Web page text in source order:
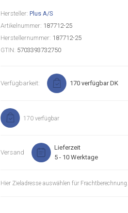
Hersteller: Plus A/S
Artikelnummer: 187712-25
Herstellernummer: 187712-25
GTIN: 5703393732750
Verfügbarkeit: 170 verfügbar DK
170 verfügbar
Versand
Lieferzeit
5 - 10 Werktage
Hier Zieladresse auswählen für Frachtberechnung.